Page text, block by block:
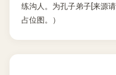
练沟人。为孔子弟子[来源
占位图。）